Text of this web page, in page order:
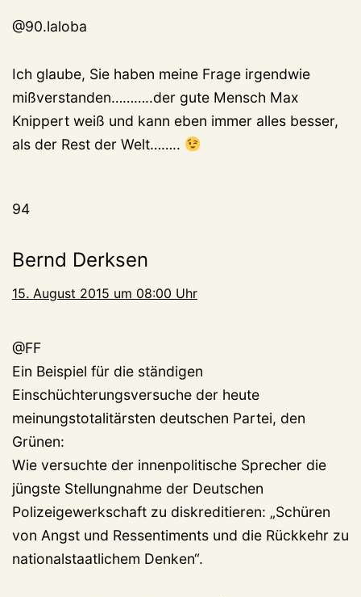
@90.laloba
Ich glaube, Sie haben meine Frage irgendwie
mißverstanden………..der gute Mensch Max
Knippert weiß und kann eben immer alles besser,
als der Rest der Welt……..
94
Bernd Derksen
15. August 2015 um 08:00 Uhr
@FF
Ein Beispiel für die ständigen
Einschüchterungsversuche der heute
meinungstotalitärsten deutschen Partei, den
Grünen:
Wie versuchte der innenpolitische Sprecher die
jüngste Stellungnahme der Deutschen
Polizeigewerkschaft zu diskreditieren: „Schüren
von Angst und Ressentiments und die Rückkehr zu
nationalstaatlichem Denken“.